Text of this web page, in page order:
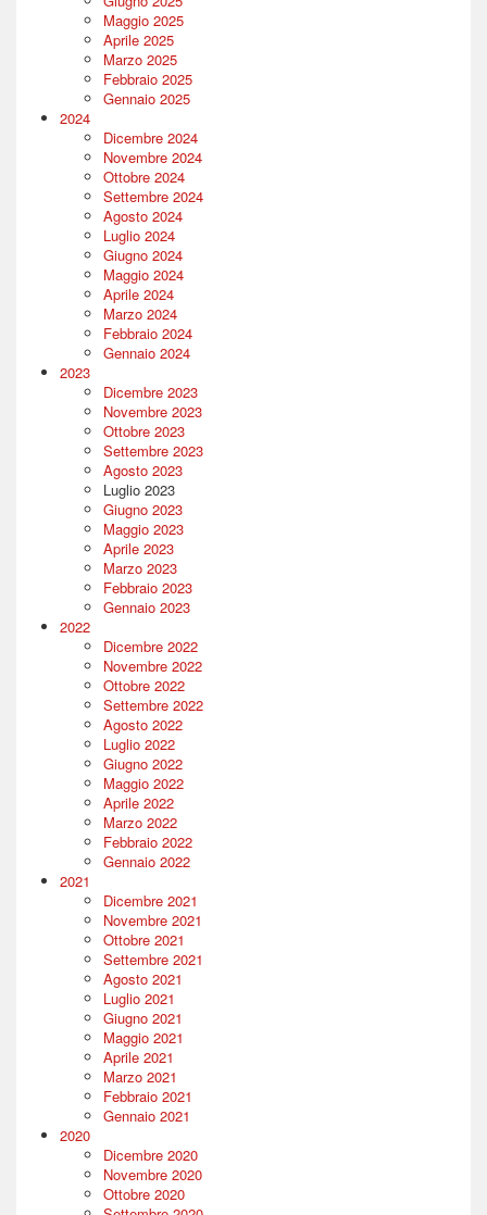
Maggio 2025
Aprile 2025
Marzo 2025
Febbraio 2025
Gennaio 2025
2024
Dicembre 2024
Novembre 2024
Ottobre 2024
Settembre 2024
Agosto 2024
Luglio 2024
Giugno 2024
Maggio 2024
Aprile 2024
Marzo 2024
Febbraio 2024
Gennaio 2024
2023
Dicembre 2023
Novembre 2023
Ottobre 2023
Settembre 2023
Agosto 2023
Luglio 2023
Giugno 2023
Maggio 2023
Aprile 2023
Marzo 2023
Febbraio 2023
Gennaio 2023
2022
Dicembre 2022
Novembre 2022
Ottobre 2022
Settembre 2022
Agosto 2022
Luglio 2022
Giugno 2022
Maggio 2022
Aprile 2022
Marzo 2022
Febbraio 2022
Gennaio 2022
2021
Dicembre 2021
Novembre 2021
Ottobre 2021
Settembre 2021
Agosto 2021
Luglio 2021
Giugno 2021
Maggio 2021
Aprile 2021
Marzo 2021
Febbraio 2021
Gennaio 2021
2020
Dicembre 2020
Novembre 2020
Ottobre 2020